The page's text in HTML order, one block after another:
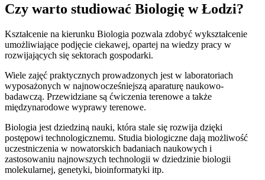
Czy warto studiować Biologię w Łodzi?
Kształcenie na kierunku Biologia pozwala zdobyć wykształcenie
umożliwiające podjęcie ciekawej, opartej na wiedzy pracy w
rozwijających się sektorach gospodarki.
Wiele zajęć praktycznych prowadzonych jest w laboratoriach
wyposażonych w najnowocześniejszą aparaturę naukowo-
badawczą. Przewidziane są ćwiczenia terenowe a także
międzynarodowe wyprawy terenowe.
Biologia jest dziedziną nauki, która stale się rozwija dzięki
postępowi technologicznemu. Studia biologiczne dają możliwość
uczestniczenia w nowatorskich badaniach naukowych i
zastosowaniu najnowszych technologii w dziedzinie biologii
molekularnej, genetyki, bioinformatyki itp.